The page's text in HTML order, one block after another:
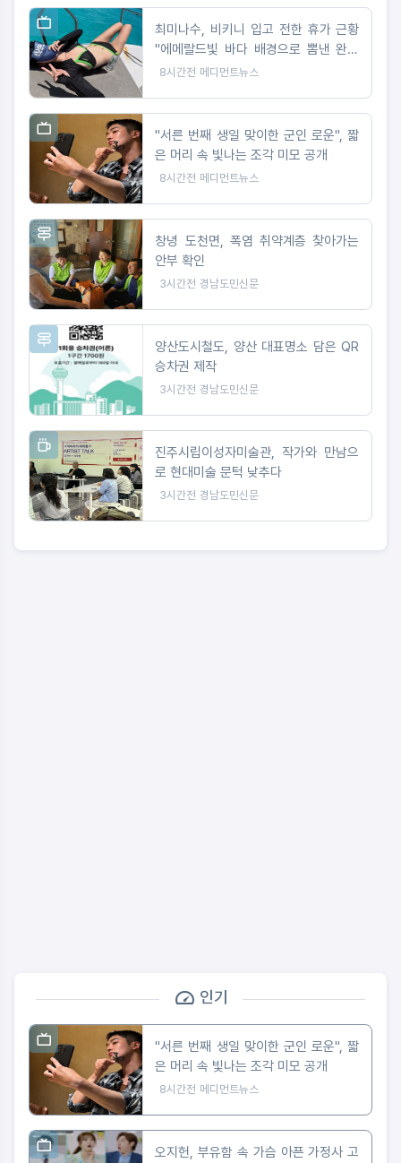
최미나수, 비키니 입고 전한 휴가 근황
"에메랄드빛 바다 배경으로 뽐낸 완벽
피지컬"
8시간전 메디먼트뉴스
"서른 번째 생일 맞이한 군인 로운", 짧
은 머리 속 빛나는 조각 미모 공개
8시간전 메디먼트뉴스
창녕 도천면, 폭염 취약계층 찾아가는
안부 확인
3시간전 경남도민신문
양산도시철도, 양산 대표명소 담은 QR
승차권 제작
3시간전 경남도민신문
진주시립이성자미술관, 작가와 만남으
로 현대미술 문턱 낮추다
3시간전 경남도민신문
인기
"서른 번째 생일 맞이한 군인 로운", 짧
은 머리 속 빛나는 조각 미모 공개
8시간전 메디먼트뉴스
오지헌, 부유함 속 가슴 아픈 가정사 고